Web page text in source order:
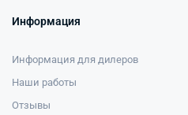
Информация
Информация для дилеров
Наши работы
Отзывы